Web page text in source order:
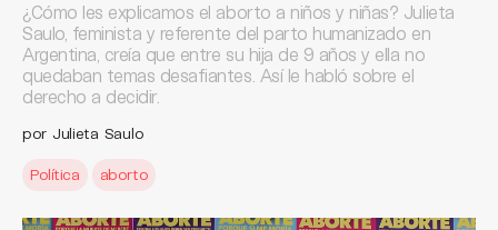
¿Cómo les explicamos el aborto a niños y niñas? Julieta
Saulo, feminista y referente del parto humanizado en
Argentina, creía que entre su hija de 9 años y ella no
quedaban temas desafiantes. Así le habló sobre el
derecho a decidir.
por Julieta Saulo
Política aborto